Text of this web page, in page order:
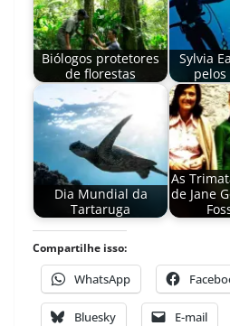
Biólogos protetores
de florestas
Sylvia
pelos
Dia Mundial da
Tartaruga
As
de Jane
Compartilhe isso:
WhatsApp
Bluesky E-mail